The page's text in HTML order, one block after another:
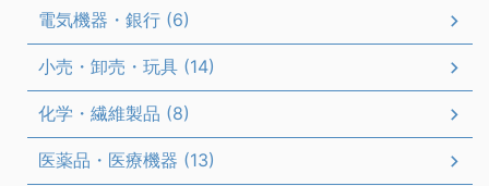
電気機器・銀行 (6)
小売・卸売・玩具 (14)
化学・繊維製品 (8)
医薬品・医療機器 (13)